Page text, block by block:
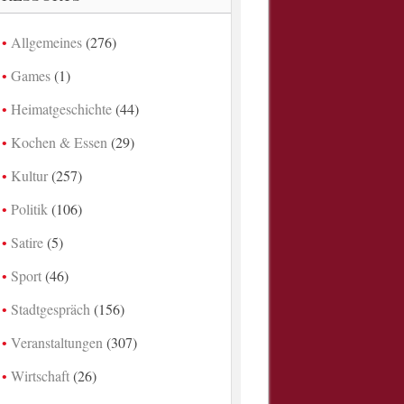
Allgemeines(276)
Games(1)
Heimatgeschichte(44)
Kochen & Essen (29)
Kultur(257)
Politik (106)
Satire(5)
Sport(46)
Stadtgespräch (156)
Veranstaltungen (307)
Wirtschaft(26)